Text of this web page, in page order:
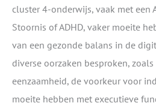
cluster 4-onderwijs, vaak met een
Stoornis of ADHD, vaker moeite
van een gezonde balans in de
diverse oorzaken besproken,
eenzaamheid, de voorkeur voor
moeite hebben met executieve